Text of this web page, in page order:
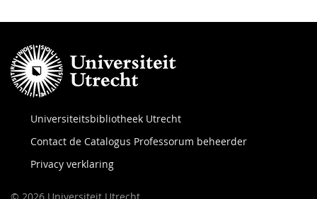
Universiteitsbibliotheek Utrecht
Contact de Catalogus Professorum beheerder
Privacy verklaring